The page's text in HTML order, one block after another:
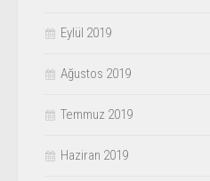
Eylül 2019
Ağustos 2019
Temmuz 2019
Haziran 2019